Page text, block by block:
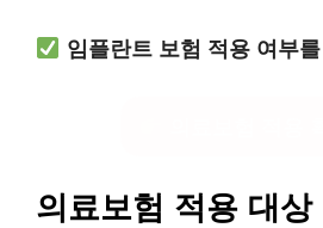
임플란트 보험 적용 여부
의료보험 적용 대상